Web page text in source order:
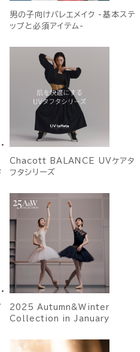
男の子向けバレエメイク -基本ステ
ップと必須アイテム-
Chacott BALANCE UVケアタ
フタシリーズ
2025 Autumn&Winter
Collection in January